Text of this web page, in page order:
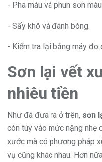
- Pha màu và phun sơn màu
- Sấy khô và đánh bóng.
- Kiểm tra lại bằng máy đo
Sơn lại vết
nhiêu tiền
Như đã đưa ra ở trên, sơn
còn tùy vào mức nặng nhẹ
xước mà có phương pháp
vụ cũng khác nhau. Hơn